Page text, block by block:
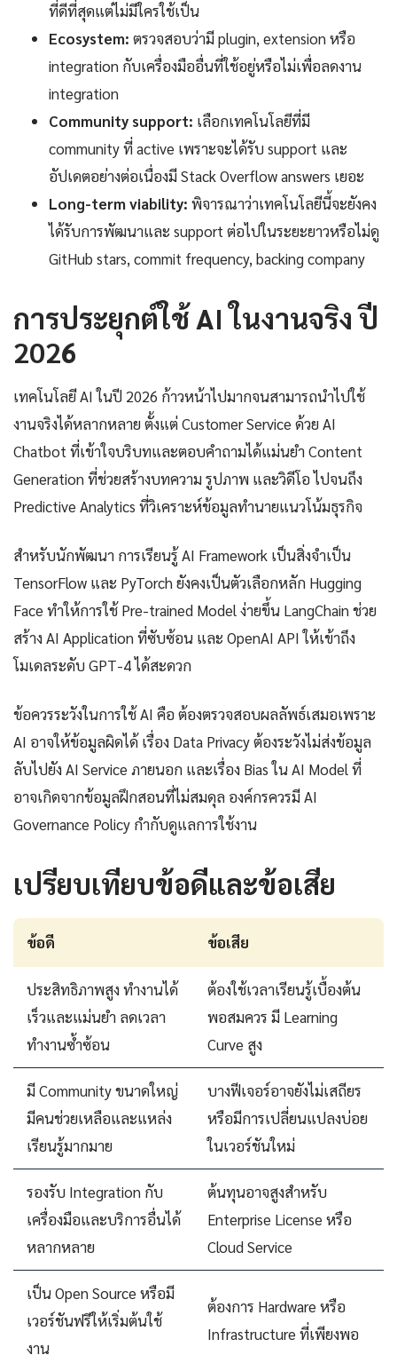
ที่ดีที่สุดแต่ไม่มีใครใช้เป็น
Ecosystem: ตรวจสอบว่ามี plugin, extension หรือ
integration กับเครื่องมืออื่นที่ใช้อยู่หรือไม่เพื่อลดงาน
integration
Community support: เลือกเทคโนโลยีที่มี
community ที่ active เพราะจะได้รับ support และ
อัปเดตอย่างต่อเนื่องมี Stack Overflow answers เยอะ
Long-term viability: พิจารณาว่าเทคโนโลยีนี้จะยังคง
ได้รับการพัฒนาและ support ต่อไปในระยะยาวหรือไม่ดู
GitHub stars, commit frequency, backing company
การประยุกต์ใช้ AI ในงานจริง ปี
2026
เทคโนโลยี AI ในปี 2026 ก้าวหน้าไปมากจนสามารถนำไปใช้
งานจริงได้หลากหลาย ตั้งแต่ Customer Service ด้วย AI
Chatbot ที่เข้าใจบริบทและตอบคำถามได้แม่นยำ Content
Generation ที่ช่วยสร้างบทความ รูปภาพ และวิดีโอ ไปจนถึง
Predictive Analytics ที่วิเคราะห์ข้อมูลทำนายแนวโน้มธุรกิจ
สำหรับนักพัฒนา การเรียนรู้ AI Framework เป็นสิ่งจำเป็น
TensorFlow และ PyTorch ยังคงเป็นตัวเลือกหลัก Hugging
Face ทำให้การใช้ Pre-trained Model ง่ายขึ้น LangChain ช่วย
สร้าง AI Application ที่ซับซ้อน และ OpenAI API ให้เข้าถึง
โมเดลระดับ GPT-4 ได้สะดวก
ข้อควรระวังในการใช้ AI คือ ต้องตรวจสอบผลลัพธ์เสมอเพราะ
AI อาจให้ข้อมูลผิดได้ เรื่อง Data Privacy ต้องระวังไม่ส่งข้อมูล
ลับไปยัง AI Service ภายนอก และเรื่อง Bias ใน AI Model ที่
อาจเกิดจากข้อมูลฝึกสอนที่ไม่สมดุล องค์กรควรมี AI
Governance Policy กำกับดูแลการใช้งาน
เปรียบเทียบข้อดีและข้อเสีย
ข้อดี ข้อเสีย
ประสิทธิภาพสูง ทำงานได้
เร็วและแม่นยำ ลดเวลา
ทำงานซ้ำซ้อน
ต้องใช้เวลาเรียนรู้เบื้องต้น
พอสมควร มี Learning
Curve สูง
มี Community ขนาดใหญ่
มีคนช่วยเหลือและแหล่ง
เรียนรู้มากมาย
บางฟีเจอร์อาจยังไม่เสถียร
หรือมีการเปลี่ยนแปลงบ่อย
ในเวอร์ชันใหม่
รองรับ Integration กับ
เครื่องมือและบริการอื่นได้
หลากหลาย
ต้นทุนอาจสูงสำหรับ
Enterprise License หรือ
Cloud Service
เป็น Open Source หรือมี
เวอร์ชันฟรีให้เริ่มต้นใช้
งาน
ต้องการ Hardware หรือ
Infrastructure ที่เพียงพอ